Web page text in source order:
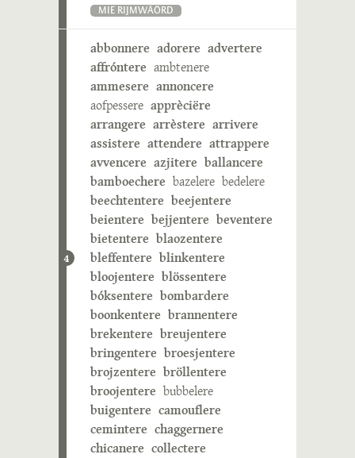
MIE RIJMWÄÖRD
4
abbonnere adorere advertere
affróntere ambtenere
ammesere annoncere
aofpessere apprèciëre
arrangere arrèstere arrivere
assistere attendere attrappere
avvencere azjitere ballancere
bamboechere bazelere bedelere
beechtentere beejentere
beientere bejjentere beventere
bietentere blaozentere
bleffentere blinkentere
bloojentere blössentere
bóksentere bombardere
boonkentere brannentere
brekentere breujentere
bringentere broesjentere
brojzentere bröllentere
broojentere bubbelere
buigentere camouflere
cemintere chaggernere
chicanere collectere